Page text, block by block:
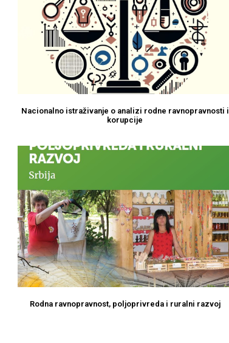
Nacionalno istraživanje o analizi rodne ravnopravnosti i
korupcije
Rodna ravnopravnost, poljoprivreda i ruralni razvoj